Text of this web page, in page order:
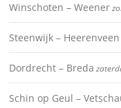
Winschoten – Weener
Steenwijk – Heerenveen
Dordrecht – Breda
Schin op Geul –